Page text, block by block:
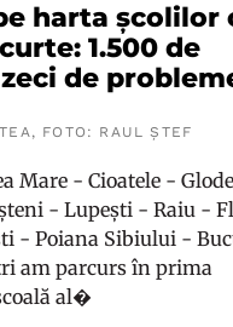
harta școlilor
1.500 de
de
FOTO: RAUL ȘTEF
Mare - Cioatele -
- Lupești - Raiu -
- Poiana Sibiului -
am parcurs în prima
al�